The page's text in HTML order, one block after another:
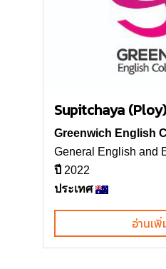
Supitchaya (Ploy)
Greenwich English
General English and
ปี 2022
ประเทศ
อ่านเ